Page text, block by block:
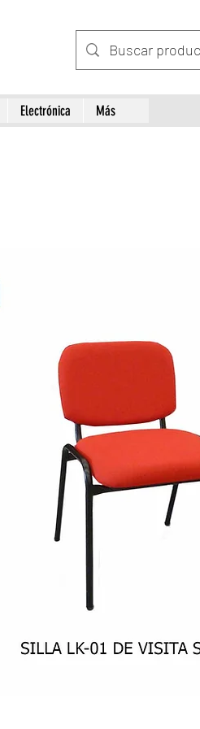
Electrónica Más